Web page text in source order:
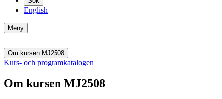
English
Meny
Om kursen MJ2508
Kurs- och programkatalogen
Om kursen MJ2508